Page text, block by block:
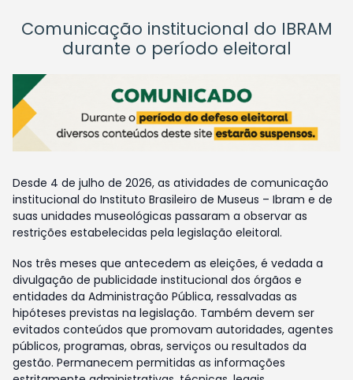
Comunicação institucional do IBRAM
durante o período eleitoral
Desde 4 de julho de 2026, as atividades de comunicação
institucional do Instituto Brasileiro de Museus – Ibram e de
suas unidades museológicas passaram a observar as
restrições estabelecidas pela legislação eleitoral.
Nos três meses que antecedem as eleições, é vedada a
divulgação de publicidade institucional dos órgãos e
entidades da Administração Pública, ressalvadas as
hipóteses previstas na legislação. Também devem ser
evitados conteúdos que promovam autoridades, agentes
públicos, programas, obras, serviços ou resultados da
gestão. Permanecem permitidas as informações